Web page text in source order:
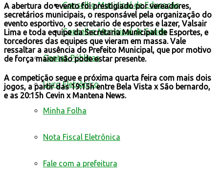
Conselho Municipal de Educação
Conselho Municipal de Saúde
Contas Públicas
Livro Eletrônico
Minha Folha
Nota Fiscal Eletrônica
Fale com a prefeitura
A abertura do evento foi prestigiado por vereadores,
secretários municipais, o responsável pela organização do
evento esportivo, o secretario de esportes e lazer, Valsair
Lima e toda equipe da Secretaria Municipal de Esportes, e
torcedores das equipes que vieram em massa. Vale
ressaltar a ausência do Prefeito Municipal, que por motivo
de força maior não pode estar presente.
A competição segue e próxima quarta feira com mais dois
jogos, a partir das 19:15h entre Bela Vista x São bernardo,
e as 20:15h Cevin x Mantena News.